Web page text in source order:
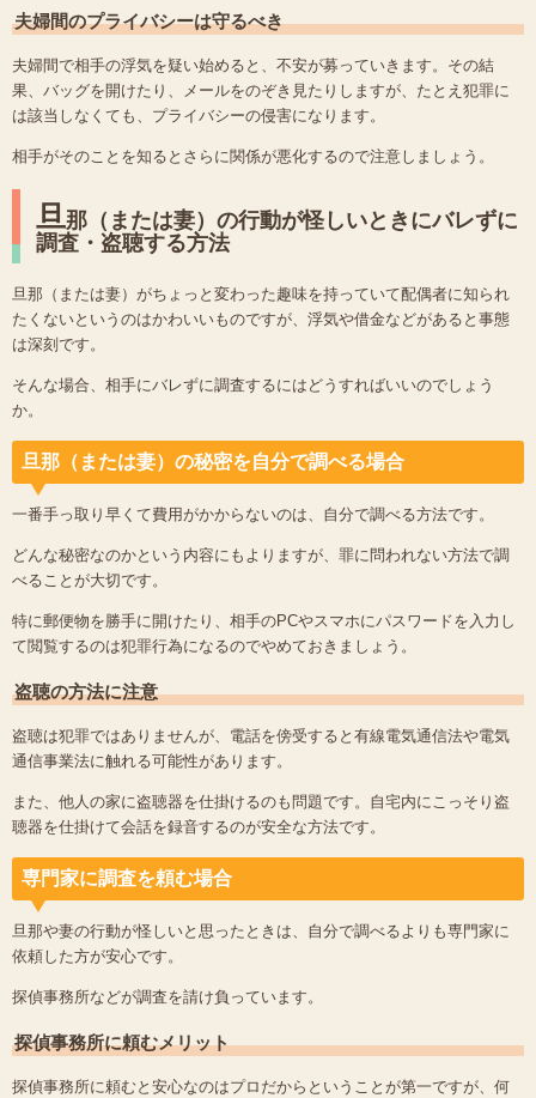
夫婦間のプライバシーは守るべき
夫婦間で相手の浮気を疑い始めると、不安が募っていきます。その結
果、バッグを開けたり、メールをのぞき見たりしますが、たとえ犯罪に
は該当しなくても、プライバシーの侵害になります。
相手がそのことを知るとさらに関係が悪化するので注意しましょう。
旦那（または妻）の行動が怪しいときにバレずに
調査・盗聴する方法
旦那（または妻）がちょっと変わった趣味を持っていて配偶者に知られ
たくないというのはかわいいものですが、浮気や借金などがあると事態
は深刻です。
そんな場合、相手にバレずに調査するにはどうすればいいのでしょう
か。
旦那（または妻）の秘密を自分で調べる場合
一番手っ取り早くて費用がかからないのは、自分で調べる方法です。
どんな秘密なのかという内容にもよりますが、罪に問われない方法で調
べることが大切です。
特に郵便物を勝手に開けたり、相手のPCやスマホにパスワードを入力し
て閲覧するのは犯罪行為になるのでやめておきましょう。
盗聴の方法に注意
盗聴は犯罪ではありませんが、電話を傍受すると有線電気通信法や電気
通信事業法に触れる可能性があります。
また、他人の家に盗聴器を仕掛けるのも問題です。自宅内にこっそり盗
聴器を仕掛けて会話を録音するのが安全な方法です。
専門家に調査を頼む場合
旦那や妻の行動が怪しいと思ったときは、自分で調べるよりも専門家に
依頼した方が安心です。
探偵事務所などが調査を請け負っています。
探偵事務所に頼むメリット
探偵事務所に頼むと安心なのはプロだからということが第一ですが、何